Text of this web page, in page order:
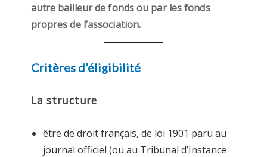
autre bailleur de fonds ou par les fonds
propres de l’association.
Critères d’éligibilité
La structure
être de droit français, de loi 1901 paru au
journal officiel (ou au Tribunal d’Instance